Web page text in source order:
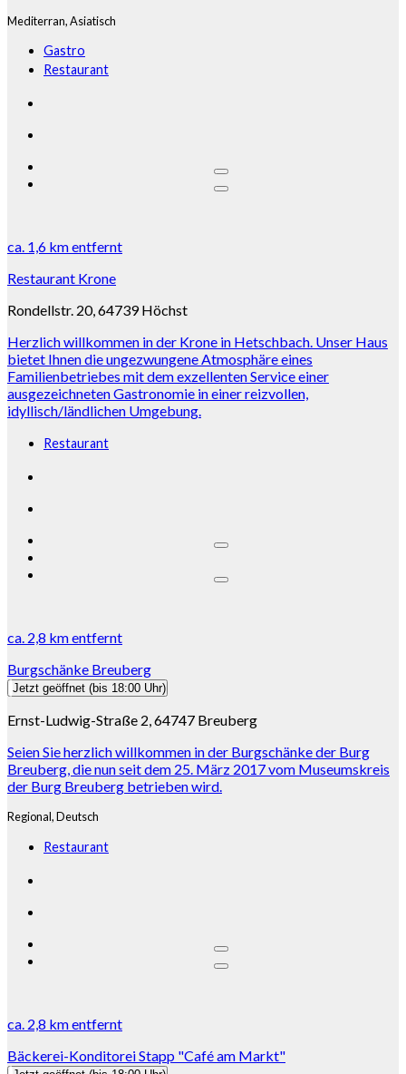
Mediterran,Asiatisch
Gastro
Restaurant
ca. 1,6 kmentfernt
Restaurant Krone
Rondellstr. 20, 64739 Höchst
Herzlich willkommen in der Krone in Hetschbach. Unser Haus
bietet Ihnen die ungezwungene Atmosphäre eines
Familienbetriebes mit dem exzellenten Service einer
ausgezeichneten Gastronomie in einer reizvollen,
idyllisch/ländlichen Umgebung.
Restaurant
ca. 2,8 kmentfernt
Burgschänke Breuberg
Jetzt geöffnet (bis 18:00 Uhr)
Ernst-Ludwig-Straße 2, 64747 Breuberg
Seien Sie herzlich willkommen in der Burgschänke der Burg
Breuberg, die nun seit dem 25. März 2017 vom Museumskreis
der Burg Breuberg betrieben wird.
Regional,Deutsch
Restaurant
ca. 2,8 kmentfernt
Bäckerei-Konditorei Stapp "Café am Markt"